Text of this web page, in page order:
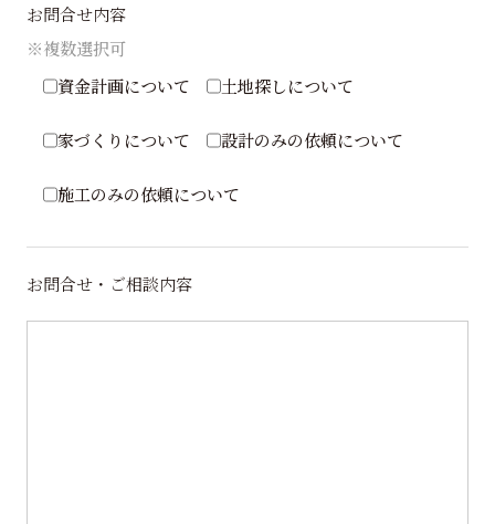
お問合せ内容
※複数選択可
資金計画について 土地探しについて
家づくりについて 設計のみの依頼について
施工のみの依頼について
お問合せ・ご相談内容